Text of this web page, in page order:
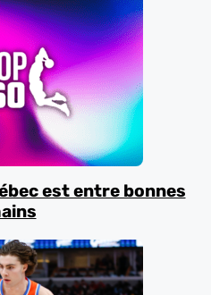
est entre bonnes